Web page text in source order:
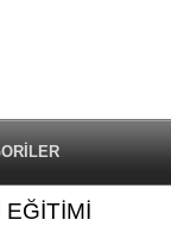
EĞİTİMİ